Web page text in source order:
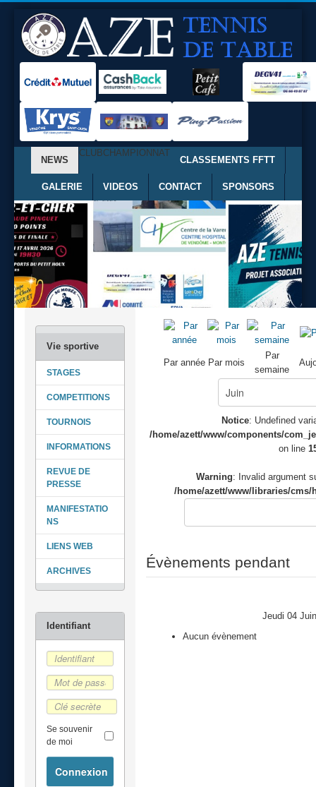
NEWS
CLUBCHAMPIONNAT
CLASSEMENTS FFTT
GALERIE VIDEOS CONTACT SPONSORS
Se souvenir
de moi
Connexion
STAGES
COMPETITIONS
TOURNOIS
INFORMATIONS
REVUE DE
PRESSE
MANIFESTATIO
NS
LIENS WEB
ARCHIVES
Par année Par mois
Par
semaine
Notice: Undefined
/home/azett/www/components/
on line
Warning: Invalid argument
/home/azett/www/libraries/cms/
Évènements pendant
Jeudi 04
Aucun évènement